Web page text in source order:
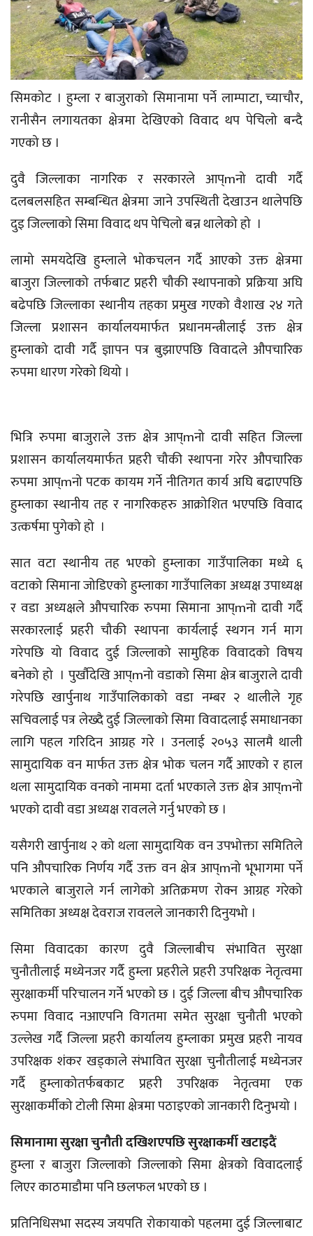
सिमकोट । हुम्ला र बाजुराको सिमानामा पर्ने लाम्पाटा, च्याचौर,
रानीसैन लगायतका क्षेत्रमा देखिएको विवाद थप पेचिलो बन्दै
गएको छ ।
दुवै जिल्लाका नागरिक र सरकारले आप्mनो दावी गर्दै
दलबलसहित सम्बन्धित क्षेत्रमा जाने उपस्थिती देखाउन थालेपछि
दुइ जिल्लाको सिमा विवाद थप पेचिलो बन्न थालेको हो ।
लामो समयदेखि हुम्लाले भोकचलन गर्दै आएको उक्त क्षेत्रमा
बाजुरा जिल्लाको तर्फबाट प्रहरी चौकी स्थापनाको प्रक्रिया अघि
बढेपछि जिल्लाका स्थानीय तहका प्रमुख गएको वैशाख २४ गते
जिल्ला प्रशासन कार्यालयमार्फत प्रधानमन्त्रीलाई उक्त क्षेत्र
हुम्लाको दावी गर्दै ज्ञापन पत्र बुझाएपछि विवादले औपचारिक
रुपमा धारण गरेको थियो ।
भित्रि रुपमा बाजुराले उक्त क्षेत्र आप्mनो दावी सहित जिल्ला
प्रशासन कार्यालयमार्फत प्रहरी चौकी स्थापना गरेर औपचारिक
रुपमा आप्mनो पटक कायम गर्ने नीतिगत कार्य अघि बढाएपछि
हुम्लाका स्थानीय तह र नागरिकहरु आक्रोशित भएपछि विवाद
उत्कर्षमा पुगेको हो ।
सात वटा स्थानीय तह भएको हुम्लाका गाउँपालिका मध्ये ६
वटाको सिमाना जोडिएको हुम्लाका गाउँपालिका अध्यक्ष उपाध्यक्ष
र वडा अध्यक्षले औपचारिक रुपमा सिमाना आप्mनो दावी गर्दै
सरकारलाई प्रहरी चौकी स्थापना कार्यलाई स्थगन गर्न माग
गरेपछि यो विवाद दुई जिल्लाको सामुहिक विवादको विषय
बनेको हो । पुर्खौदेखि आप्mनो वडाको सिमा क्षेत्र बाजुराले दावी
गरेपछि खार्पुनाथ गाउँपालिकाको वडा नम्बर २ थालीले गृह
सचिवलाई पत्र लेख्दै दुई जिल्लाको सिमा विवादलाई समाधानका
लागि पहल गरिदिन आग्रह गरे । उनलाई २०५३ सालमै थाली
सामुदायिक वन मार्फत उक्त क्षेत्र भोक चलन गर्दै आएको र हाल
थला सामुदायिक वनको नाममा दर्ता भएकाले उक्त क्षेत्र आप्mनो
भएको दावी वडा अध्यक्ष रावलले गर्नु भएको छ ।
यसैगरी खार्पुनाथ २ को थला सामुदायिक वन उपभोक्ता समितिले
पनि औपचारिक निर्णय गर्दै उक्त वन क्षेत्र आप्mनो भूभागमा पर्ने
भएकाले बाजुराले गर्न लागेको अतिक्रमण रोक्न आग्रह गरेको
समितिका अध्यक्ष देवराज रावलले जानकारी दिनुयभो ।
सिमा विवादका कारण दुवै जिल्लाबीच संभावित सुरक्षा
चुनौतीलाई मध्येनजर गर्दै हुम्ला प्रहरीले प्रहरी उपरिक्षक नेतृत्वमा
सुरक्षाकर्मी परिचालन गर्ने भएको छ । दुई जिल्ला बीच औपचारिक
रुपमा विवाद नआएपनि विगतमा समेत सुरक्षा चुनौती भएको
उल्लेख गर्दै जिल्ला प्रहरी कार्यालय हुम्लाका प्रमुख प्रहरी नायव
उपरिक्षक शंकर खड्काले संभावित सुरक्षा चुनौतीलाई मध्येनजर
गर्दै हुम्लाकोतर्फबकाट प्रहरी उपरिक्षक नेतृत्वमा एक
सुरक्षाकर्मीको टोली सिमा क्षेत्रमा पठाइएको जानकारी दिनुभयो ।
सिमानामा सुरक्षा चुनौती दखिशएपछि सुरक्षाकर्मी खटाइदैं
हुम्ला र बाजुरा जिल्लाको जिल्लाको सिमा क्षेत्रको विवादलाई
लिएर काठमाडौमा पनि छलफल भएको छ ।
प्रतिनिधिसभा सदस्य जयपति रोकायाको पहलमा दुई जिल्लाबाट